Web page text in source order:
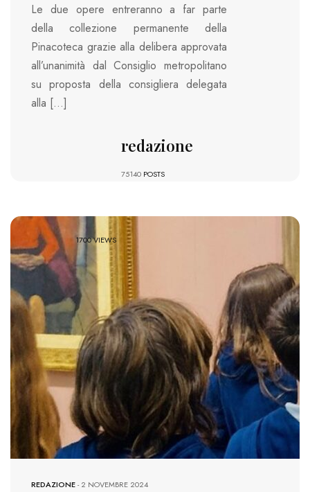
Le due opere entreranno a far parte
della collezione permanente della
Pinacoteca grazie alla delibera approvata
all’unanimità dal Consiglio metropolitano
su proposta della consigliera delegata
alla […]
redazione
75140 POSTS
1700 VIEWS
REDAZIONE-2 NOVEMBRE 2024